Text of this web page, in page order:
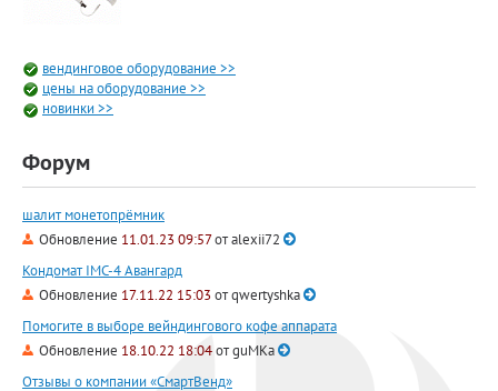
вендинговое оборудование >>
цены на оборудование >>
новинки >>
Форум
шалит монетопрёмник
Обновление 11.01.23 09:57отalexii72
Кондомат IMC-4 Авангард
Обновление 17.11.22 15:03 отqwertyshka
Помогите в выборе вейндингового кофе аппарата
Обновление 18.10.22 18:04отguMKa
Отзывы о компании «СмартВенд»